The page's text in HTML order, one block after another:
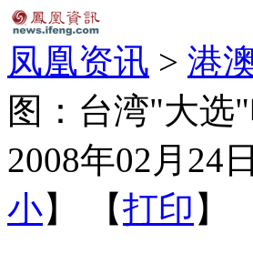
凤凰资讯 > 港
图：台湾"大选
2008年02月24
小】 【打印 】